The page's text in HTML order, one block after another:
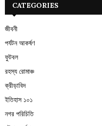
CATEGORIES
জীবনী
পর্যটন আকর্ষণ
ফুটবল
রহস্য রোমাঞ্চ
ক্রীড়াবিদ
ইতিহাস ১০১
নগর পরিচিতি